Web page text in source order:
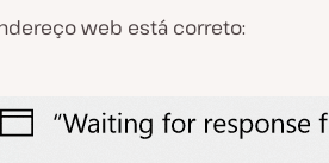
web está correto: